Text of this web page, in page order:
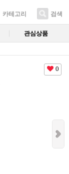
카테고리 검색
관심상품
0